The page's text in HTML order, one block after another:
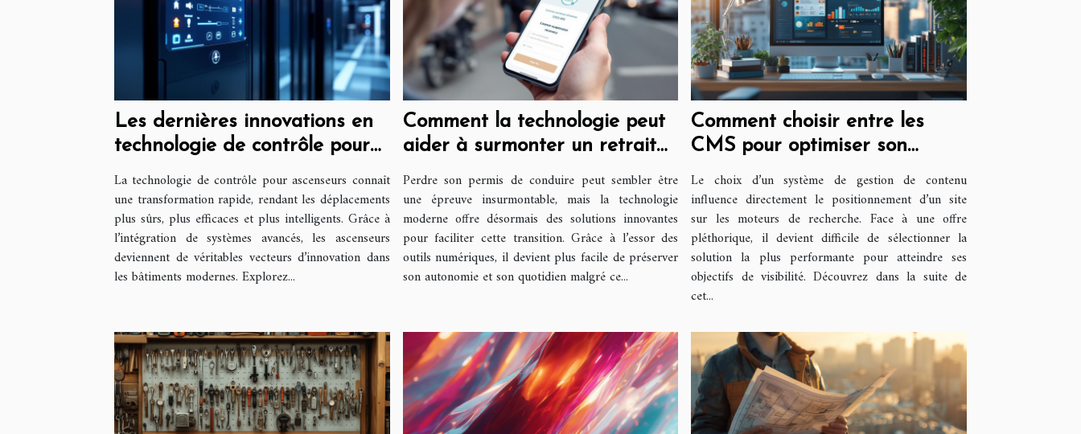
Les dernières innovations en
technologie de contrôle pour
ascenseurs
La technologie de contrôle pour ascenseurs connaît
une transformation rapide, rendant les déplacements
plus sûrs, plus efficaces et plus intelligents. Grâce à
l’intégration de systèmes avancés, les ascenseurs
deviennent de véritables vecteurs d’innovation dans
les bâtiments modernes. Explorez...
Comment la technologie peut
aider à surmonter un retrait
de permis ?
Perdre son permis de conduire peut sembler être
une épreuve insurmontable, mais la technologie
moderne offre désormais des solutions innovantes
pour faciliter cette transition. Grâce à l’essor des
outils numériques, il devient plus facile de préserver
son autonomie et son quotidien malgré ce...
Comment choisir entre les
CMS pour optimiser son
référencement ?
Le choix d’un système de gestion de contenu
influence directement le positionnement d’un site
sur les moteurs de recherche. Face à une offre
pléthorique, il devient difficile de sélectionner la
solution la plus performante pour atteindre ses
objectifs de visibilité. Découvrez dans la suite de
cet...